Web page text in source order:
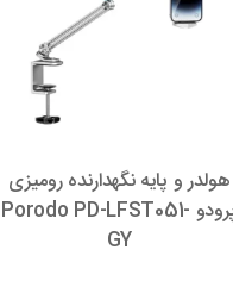
هولدر و پایه نگهدارنده رومیزی
پرودو Porodo PD-LFST051-
GY